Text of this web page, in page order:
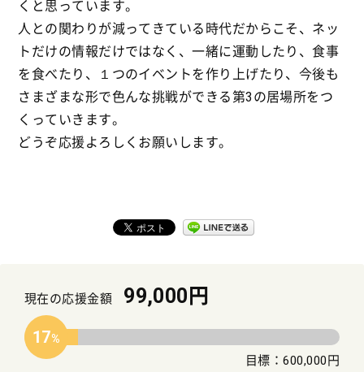
くと思っています。
人との関わりが減ってきている時代だからこそ、ネッ
トだけの情報だけではなく、一緒に運動したり、食事
を食べたり、１つのイベントを作り上げたり、今後も
さまざまな形で色んな挑戦ができる第3の居場所をつ
くっていきます。
どうぞ応援よろしくお願いします。
現在の応援金額 99,000円
17
目標：600,000円